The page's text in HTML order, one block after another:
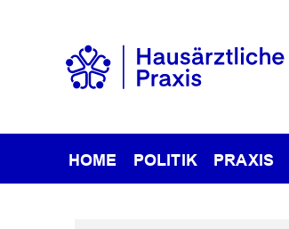
HOME POLITIK PRAXIS